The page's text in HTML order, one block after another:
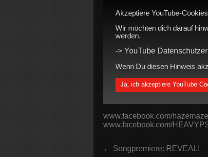
Akzeptiere YouTube-
Wir möchten dich darauf
werden.
-> YouTube
Wenn Du diesen Hinweis
Ja, ich akzeptiere YouTube
www.facebook.com/
www.facebook.com/
← Songpremiere: REVEAL!